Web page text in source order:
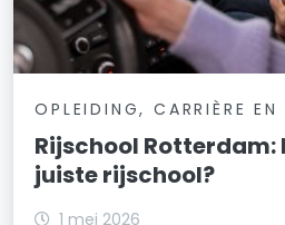
OPLEIDING, CARRIÈRE EN
Rijschool Rotterdam:
juiste rijschool?
1 mei 2026